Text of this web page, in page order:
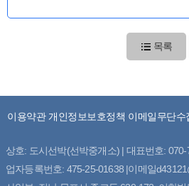
목록
이용약관 개인정보보호정책 이메일무단수
상호: 도시선박(선박중개소) | 대표번호:
업자등록번호: 475-25-01638 |이메일